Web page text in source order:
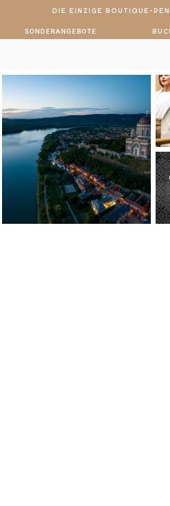
Die einzige Boutique-
SONDERANGEBOTE